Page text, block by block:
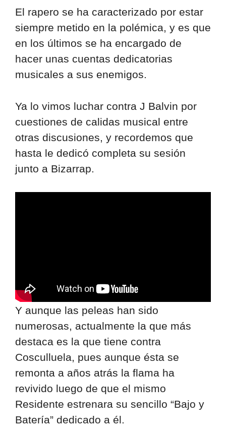
El rapero se ha caracterizado por estar
siempre metido en la polémica, y es que
en los últimos se ha encargado de
hacer unas cuentas dedicatorias
musicales a sus enemigos.
Ya lo vimos luchar contra J Balvin por
cuestiones de calidas musical entre
otras discusiones, y recordemos que
hasta le dedicó completa su sesión
junto a Bizarrap.
Y aunque las peleas han sido
numerosas, actualmente la que más
destaca es la que tiene contra
Cosculluela, pues aunque ésta se
remonta a años atrás la flama ha
revivido luego de que el mismo
Residente estrenara su sencillo “Bajo y
Batería” dedicado a él.